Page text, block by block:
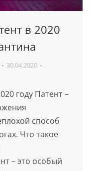
в 2020
30.04.2020
году Патент –
способ
Что такое
– это особый